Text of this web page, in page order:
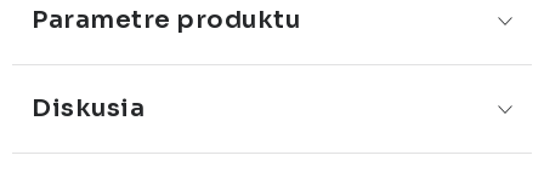
Parametre produktu
Diskusia